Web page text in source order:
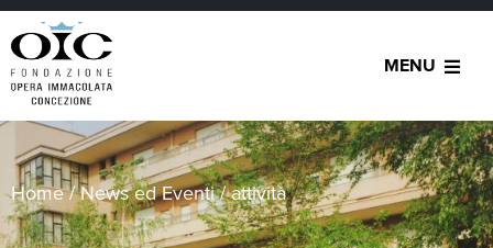
MENU
Home/News ed Eventi/attività